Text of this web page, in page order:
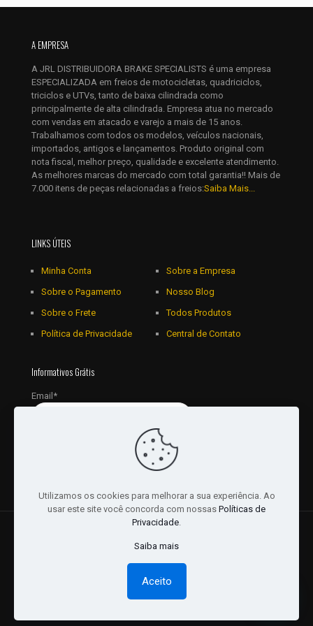
Salvar meus dados neste navegador para a próxima vez que
eu comentar.
A EMPRESA
A JRL DISTRIBUIDORA BRAKE SPECIALISTS é uma empresa
ESPECIALIZADA em freios de motocicletas, quadriciclos,
triciclos e UTVs, tanto de baixa cilindrada como
principalmente de alta cilindrada. Empresa atua no mercado
com vendas em atacado e varejo a mais de 15 anos.
Trabalhamos com todos os modelos, veículos nacionais,
importados, antigos e lançamentos. Produto original com
nota fiscal, melhor preço, qualidade e excelente atendimento.
As melhores marcas do mercado com total garantia!! Mais de
7.000 itens de peças relacionadas a freios:Saiba Mais...
LINKS ÚTEIS
Minha Conta
Sobre o Pagamento
Sobre o Frete
Política de Privacidade
Sobre a Empresa
Nosso Blog
Todos Produtos
Central de Contato
Informativos Grátis
Email*
Distribuidora Ltda - CNPJ: 16757010/0001-06. | Desenvolvido
por:Websites Br
Utilizamos os cookies para melhorar a sua experiência. Ao
usar este site você concorda com nossas Políticas de
Privacidade.
Saiba mais
Aceito